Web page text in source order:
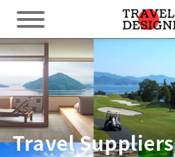
HOME
Our Advantage
Travel Suppliers